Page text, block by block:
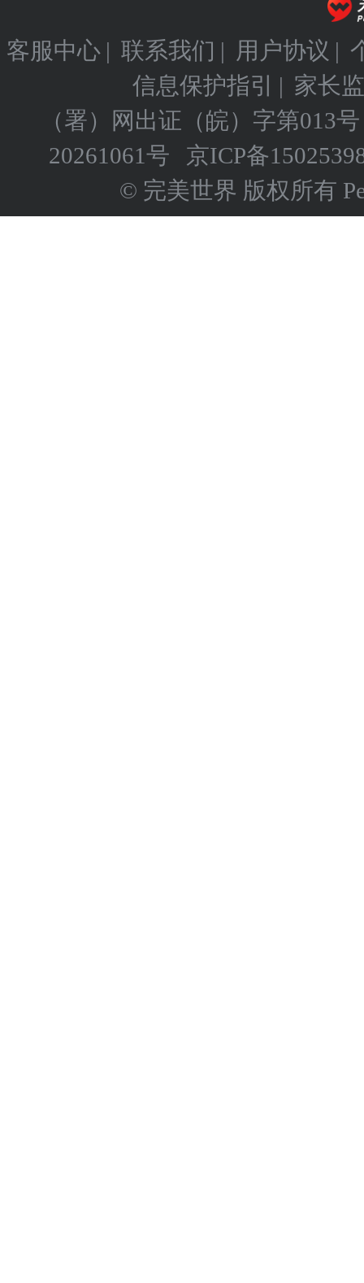
客服中心 | 联系我们 | 用户协议 |
信息保护指引
| 家长
（署）网出证（皖）字第013号
20261061号
京ICP备
© 完美世界 版权所有